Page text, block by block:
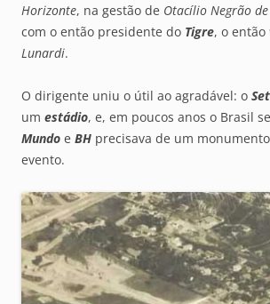
Horizonte, na gestão de Otacílio Negrão
com o então presidente do Tigre, o então
Lunardi.
O dirigente uniu o útil ao agradável: o
um estádio, e, em poucos anos o Brasil
Mundo e BH precisava de um
evento.